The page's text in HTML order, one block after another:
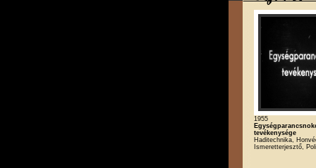
1955
tevékenysége
Haditechnika,
Ismeretterjesztő,